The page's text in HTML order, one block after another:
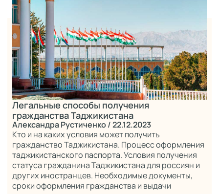
Легальные способы получения
гражданства Таджикистана
Александра Рустиченко/ 22.12.2023
Кто и на каких условия может получить
гражданство Таджикистана. Процесс оформления
таджикистанского паспорта. Условия получения
статуса гражданина Таджикистана для россиян и
других иностранцев. Необходимые документы,
сроки оформления гражданства и выдачи